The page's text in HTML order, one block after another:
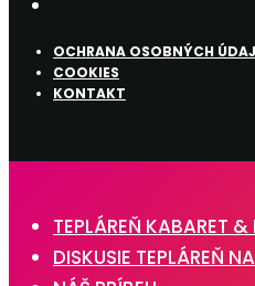
OCHRANA OSOBNÝCH
COOKIES
KONTAKT
TEPLÁREŇ KABARET &
DISKUSIE TEPLÁREŇ